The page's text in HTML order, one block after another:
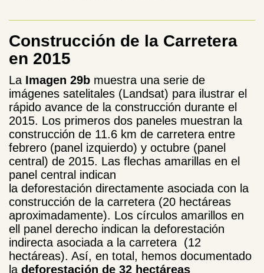
Construcción de la Carretera
en 2015
La Imagen 29b muestra una serie de
imágenes satelitales (Landsat) para ilustrar el
rápido avance de la construcción durante el
2015. Los primeros dos paneles muestran la
construcción de 11.6 km de carretera entre
febrero (panel izquierdo) y octubre (panel
central) de 2015. Las flechas amarillas en el
panel central indican
la deforestación directamente asociada con la
construcción de la carretera (20 hectáreas
aproximadamente). Los círculos amarillos en
ell panel derecho indican la deforestación
indirecta asociada a la carretera (12
hectáreas). Así, en total, hemos documentado
la deforestación de 32 hectáreas